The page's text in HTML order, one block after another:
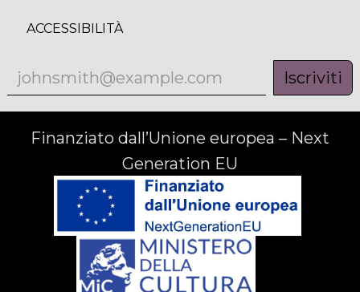
ACCESSIBILITÀ
Iscriviti
Finanziato dall’Unione europea – Next
Generation EU